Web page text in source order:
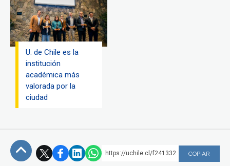
U. de Chile es la
institución
académica más
valorada por la
ciudad
https://uchile.cl/f241332 COPIAR